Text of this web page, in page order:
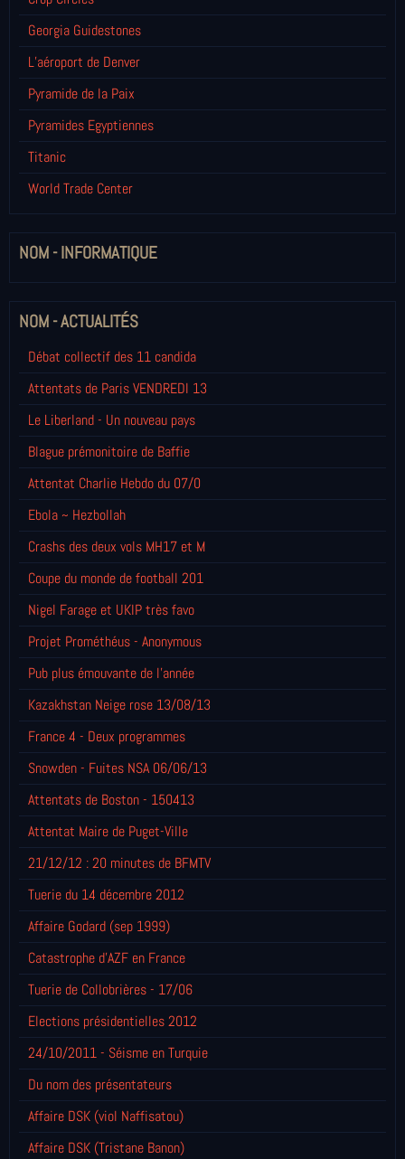
Georgia Guidestones
L’aéroport de Denver
Pyramide de la Paix
Pyramides Egyptiennes
Titanic
World Trade Center
NOM - INFORMATIQUE
NOM - ACTUALITÉS
Débat collectif des 11 candida
Attentats de Paris VENDREDI 13
Le Liberland - Un nouveau pays
Blague prémonitoire de Baffie
Attentat Charlie Hebdo du 07/0
Ebola ~ Hezbollah
Crashs des deux vols MH17 et M
Coupe du monde de football 201
Nigel Farage et UKIP très favo
Projet Prométhéus - Anonymous
Pub plus émouvante de l'année
Kazakhstan Neige rose 13/08/13
France 4 - Deux programmes
Snowden - Fuites NSA 06/06/13
Attentats de Boston - 150413
Attentat Maire de Puget-Ville
21/12/12 : 20 minutes de BFMTV
Tuerie du 14 décembre 2012
Affaire Godard (sep 1999)
Catastrophe d'AZF en France
Tuerie de Collobrières - 17/06
Elections présidentielles 2012
24/10/2011 - Séisme en Turquie
Du nom des présentateurs
Affaire DSK (viol Naffisatou)
Affaire DSK (Tristane Banon)